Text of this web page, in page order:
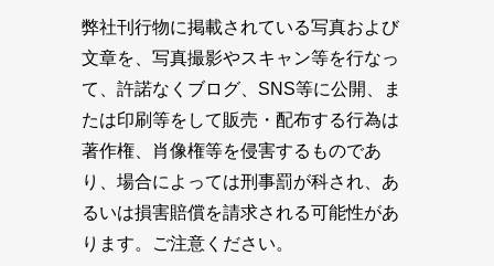
弊社刊行物に掲載されている写真および
文章を、写真撮影やスキャン等を行なっ
て、許諾なくブログ、SNS等に公開、ま
たは印刷等をして販売・配布する行為は
著作権、肖像権等を侵害するものであ
り、場合によっては刑事罰が科され、あ
るいは損害賠償を請求される可能性があ
ります。ご注意ください。